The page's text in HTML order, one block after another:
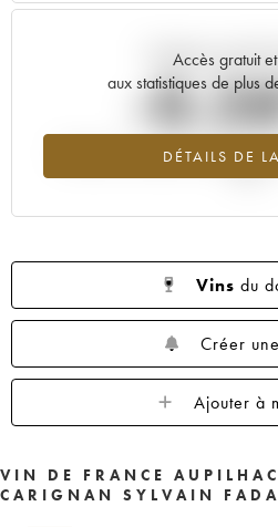
Accès gratuit
aux statistiques de plus
DÉTAILS DE
Tendance
-
Tendance à la baisse du millésime
Vins du
Créer
Ajouter à
VIN DE FRANCE
CARIGNAN SYLVAIN